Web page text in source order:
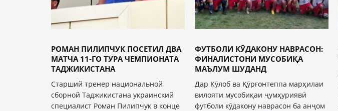
РОМАН ПИЛИПЧУК ПОСЕТИЛ ДВА
МАТЧА 11-ГО ТУРА ЧЕМПИОНАТА
ТАДЖИКИСТАНА
Старший тренер национальной
сборной Таджикистана украинский
специалист Роман Пилипчук в конце
ФУТБОЛИ КӮДАКОНУ НАВРАСОН:
ФИНАЛИСТОНИ МУСОБИҚА
МАЪЛУМ ШУДАНД
Дар Кӯлоб ва Қӯрғонтеппа марҳилаи
вилояти мусобиқаи ҷумҳуриявӣ
футболи кӯдакону наврасон ба анҷом